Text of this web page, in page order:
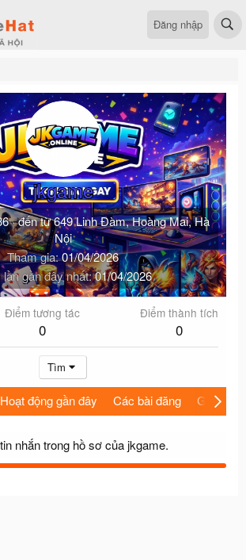
Đăng nhập
jkgame
·đến từ649 Linh Đàm, Hoàng Mai, Hà
Nội
Tham gia 01/04/2026
gần đây nhất 01/04/2026
Điểm tương tác
0
Điểm thành tích
0
Tìm
Hoạt động gần đây Các bài đăng Giới thiệu
nhắn trong hồ sơ của jkgame.